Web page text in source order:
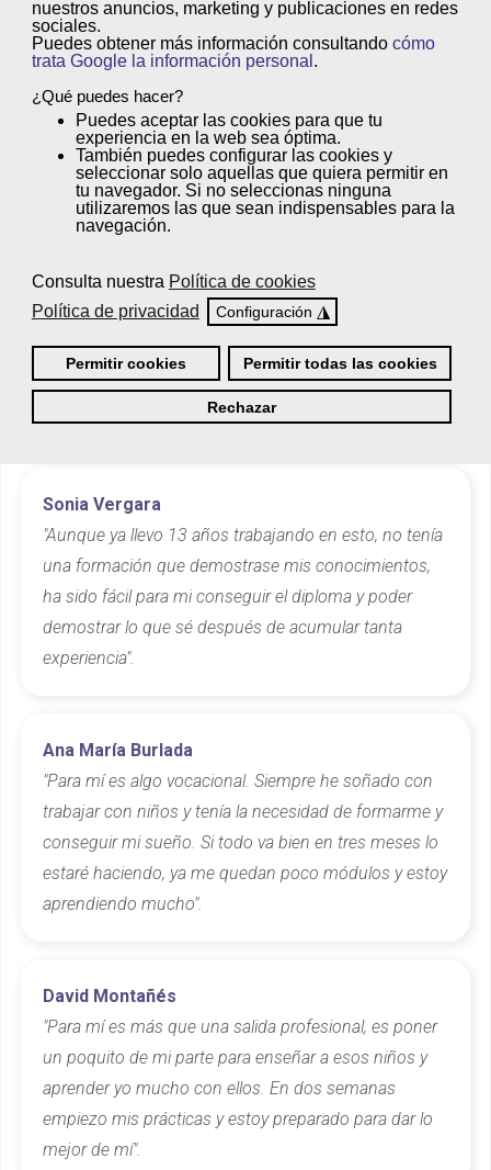
nuestros anuncios, marketing y publicaciones en redes
sociales.
Puedes obtener más información consultando cómo
trata Google la información personal .
¿Qué puedes hacer?
Puedes aceptarlas cookies para que tu
experiencia en la web sea óptima.
También puedes configurarlas cookies y
seleccionar solo aquellas que quiera permitir en
tu navegador. Si no seleccionas ninguna
utilizaremos las que sean indispensables para la
navegación.
Consulta nuestra Política de cookies
Política de privacidad
Configuración ◮
Permitir cookies Permitir todas las cookies
Rechazar
Profesionales te asesoraremos en todo
el proceso.¡Pregúntanos!
Opiniones
Rafael Quintana
"Siempre había pensado en dedicarme a la educación
de niños con necesidades especiales, y ahora puedo
formarme y en un futuro lograr mi sueño, esta es la
formación que estaba buscando".
Sonia Vergara
"Aunque ya llevo 13 años trabajando en esto, no tenía
una formación que demostrase mis conocimientos,
ha sido fácil para mi conseguir el diploma y poder
demostrar lo que sé después de acumular tanta
experiencia".
Ana María Burlada
"Para mí es algo vocacional. Siempre he soñado con
trabajar con niños y tenía la necesidad de formarme y
conseguir mi sueño. Si todo va bien en tres meses lo
estaré haciendo, ya me quedan poco módulos y estoy
aprendiendo mucho".
David Montañés
"Para mí es más que una salida profesional, es poner
un poquito de mi parte para enseñar a esos niños y
aprender yo mucho con ellos. En dos semanas
empiezo mis prácticas y estoy preparado para dar lo
mejor de mí".